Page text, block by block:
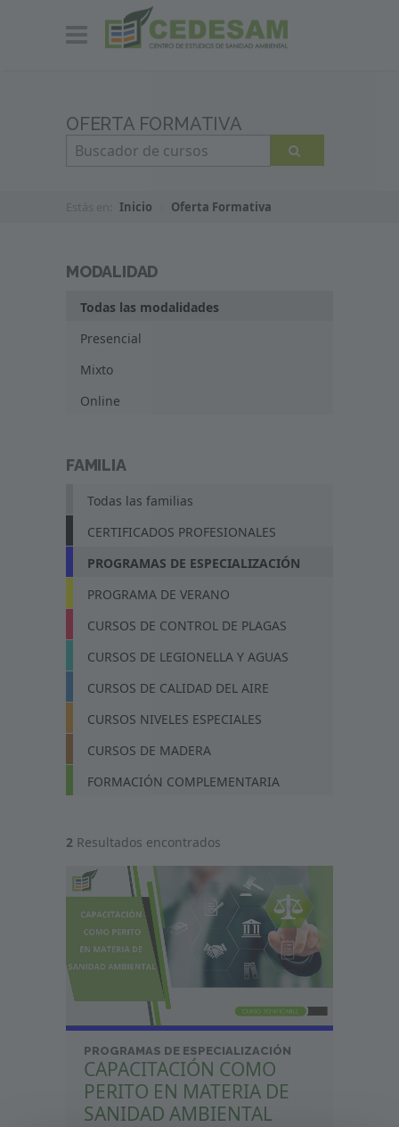
OFERTA FORMATIVA
Inicio Oferta Formativa
MODALIDAD
Todas las modalidades
Presencial
Mixto
Online
FAMILIA
Todas las familias
CERTIFICADOS PROFESIONALES
PROGRAMAS DE ESPECIALIZACIÓN
PROGRAMA DE VERANO
CURSOS DE CONTROL DE PLAGAS
CURSOS DE LEGIONELLA Y AGUAS
CURSOS DE CALIDAD DEL AIRE
CURSOS NIVELES ESPECIALES
CURSOS DE MADERA
FORMACIÓN COMPLEMENTARIA
2 Resultados encontrados
PROGRAMAS DE ESPECIALIZACIÓN
CAPACITACIÓN COMO
PERITO EN MATERIA DE
SANIDAD AMBIENTAL